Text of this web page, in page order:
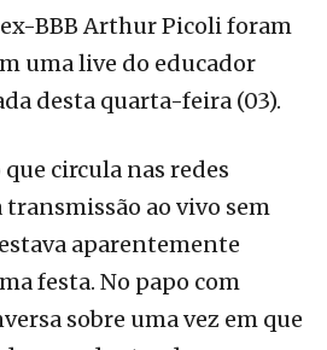
BBB Arthur Picoli foram
uma live do educador
desta quarta-feira (03).
circula nas redes
transmissão ao vivo sem
aparentemente
festa. No papo com
sobre uma vez em que